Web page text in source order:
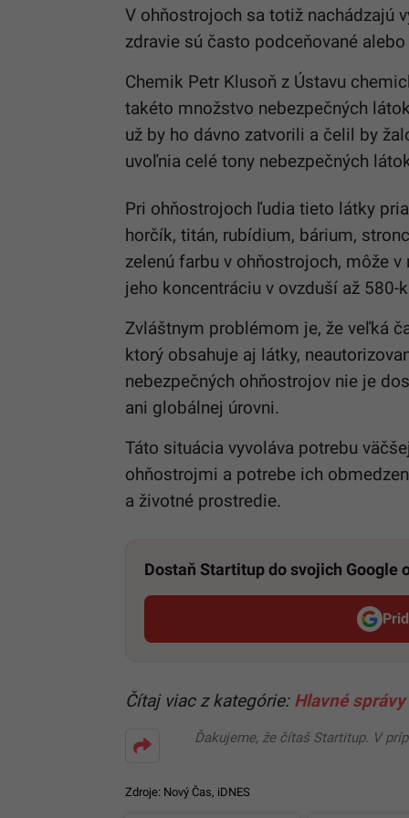
V ohňostrojoch sa totiž nachádzajú
zdravie sú často podceňované
Chemik Petr Klusoň z Ústavu
takéto množstvo nebezpečných
už by ho dávno zatvorili a čelil by
uvoľnia celé tony nebezpečných
Pri ohňostrojoch ľudia tieto látky
horčík, titán, rubídium, bárium,
zelenú farbu v ohňostrojoch, môže
jeho koncentráciu v ovzduší až 580-
Zvláštnym problémom je, že veľká
ktorý obsahuje aj látky,
nebezpečných ohňostrojov nie je
ani globálnej úrovni.
Táto situácia vyvoláva potrebu
ohňostrojmi a potrebe ich
a životné prostredie.
Dostaň Startitup do svojich Google
Čítaj viac z kategórie: Hlavné
Ďakujeme, že čítaš Startitup. V
Zdroje: Nový Čas, iDNES